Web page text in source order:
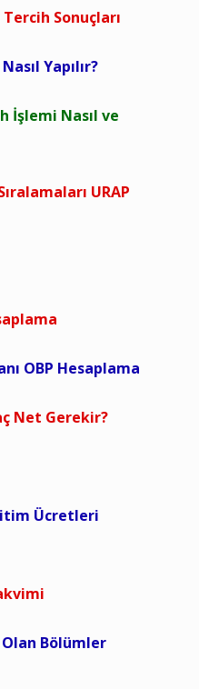
Sonuçları
Yapılır?
İşlemi Nasıl ve
URAP
OBP Hesaplama
Net Gerekir?
Ücretleri
Olan Bölümler